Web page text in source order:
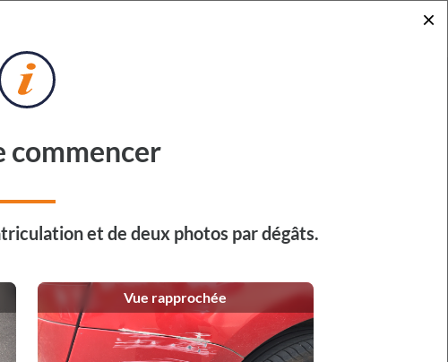
traités sous 48 h.
de rapidement identifier la marque et le modèle
×
commencer
et de deux photos par dégâts.
Vue rapprochée